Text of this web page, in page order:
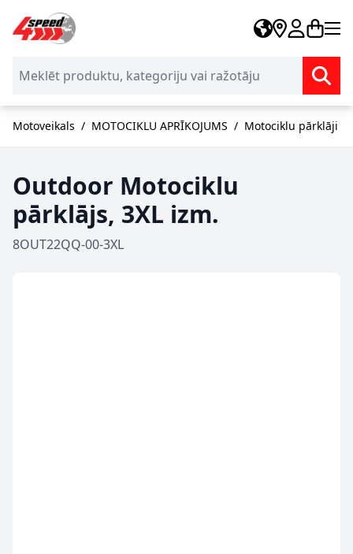
Skip to Content
Motoveikals / MOTOCIKLU APRĪKOJUMS / Motociklu pārklāji
Outdoor Motociklu
pārklājs, 3XL izm.
8OUT22QQ-00-3XL